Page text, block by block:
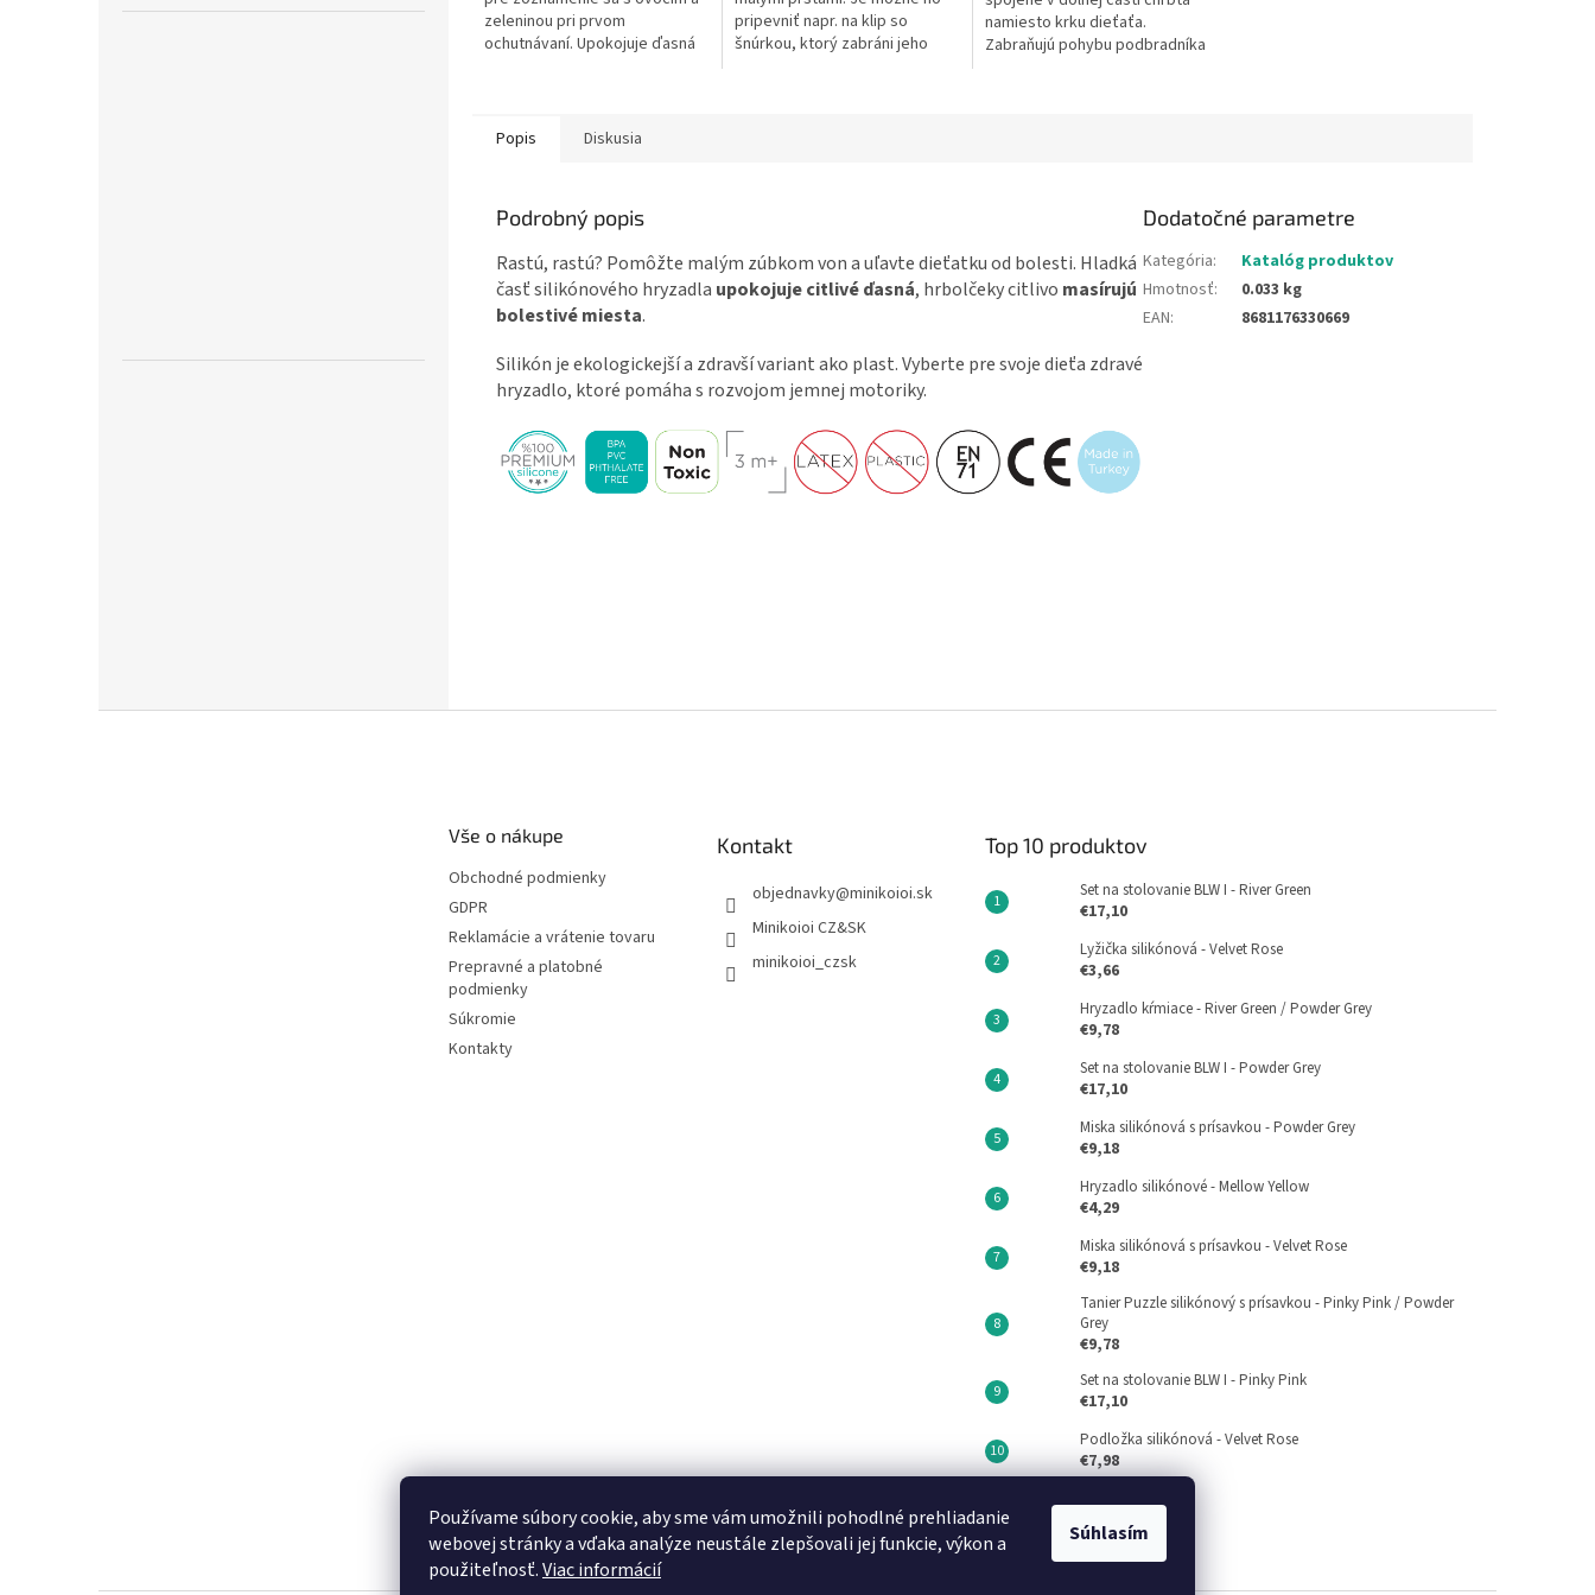
Používame súbory cookie, aby sme vám umožnili pohodlné prehliadanie
webovej stránky a vďaka analýze neustále zlepšovali jej funkcie, výkon a
použiteľnosť.Viac informácií
Súhlasím
zeleninou pri prvom
ochutnávaní. Upokojuje ďasná
potravinami....
pripevniť napr. na klip so
šnúrkou, ktorý zabráni jeho
namiesto krku dieťaťa.
Zabraňujú pohybu podbradníka
Popis Diskusia
Podrobný popis
Rastú, rastú? Pomôžte malým zúbkom von a uľavte dieťatku od bolesti. Hladká
časť silikónového hryzadla upokojuje citlivé ďasná, hrbolčeky citlivo masírujú
bolestivé miesta.
Silikón je ekologickejší a zdravší variant ako plast. Vyberte pre svoje dieťa zdravé
hryzadlo, ktoré pomáha s rozvojom jemnej motoriky.
Dodatočné parametre
Kategória:
Katalóg produktov
Hmotnosť:
0.033 kg
EAN: 8681176330669
Vše o nákupe
Obchodné podmienky
GDPR
Reklamácie a vrátenie tovaru
Prepravné a platobné
podmienky
Súkromie
Kontakty
Kontakt
objednavky@minikoioi.sk
Minikoioi CZ&SK
minikoioi_czsk
Top 10 produktov
Set na stolovanie BLW I - River Green
€17,10
Lyžička silikónová - Velvet Rose
€3,66
Hryzadlo kŕmiace - River Green / Powder Grey
€9,78
Set na stolovanie BLW I - Powder Grey
€17,10
Miska silikónová s prísavkou - Powder Grey
€9,18
Hryzadlo silikónové - Mellow Yellow
€4,29
Miska silikónová s prísavkou - Velvet Rose
€9,18
Tanier Puzzle silikónový s prísavkou - Pinky Pink / Powder
Grey
€9,78
Set na stolovanie BLW I - Pinky Pink
€17,10
Podložka silikónová - Velvet Rose
€7,98
Minikoioi CZ DN FORMED Brno s.r.o Medela SK